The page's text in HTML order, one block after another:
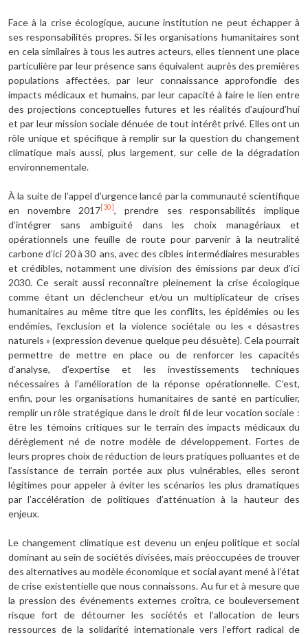
Face à la crise écologique, aucune institution ne peut échapper à
ses responsabilités propres. Si les organisations humanitaires sont
en cela similaires à tous les autres acteurs, elles tiennent une place
particulière par leur présence sans équivalent auprès des premières
populations affectées, par leur connaissance approfondie des
impacts médicaux et humains, par leur capacité à faire le lien entre
des projections conceptuelles futures et les réalités d’aujourd’hui
et par leur mission sociale dénuée de tout intérêt privé. Elles ont un
rôle unique et spécifique à remplir sur la question du changement
climatique mais aussi, plus largement, sur celle de la dégradation
environnementale.
À la suite de l’appel d’urgence lancé par la communauté scientifique
en novembre 2017 [30] , prendre ses responsabilités implique
d’intégrer sans ambiguïté dans les choix managériaux et
opérationnels une feuille de route pour parvenir à la neutralité
carbone d’ici 20 à 30 ans, avec des cibles intermédiaires mesurables
et crédibles, notamment une division des émissions par deux d’ici
2030. Ce serait aussi reconnaître pleinement la crise écologique
comme étant un déclencheur et/ou un multiplicateur de crises
humanitaires au même titre que les conflits, les épidémies ou les
endémies, l’exclusion et la violence sociétale ou les « désastres
naturels » (expression devenue quelque peu désuète). Cela pourrait
permettre de mettre en place ou de renforcer les capacités
d’analyse, d’expertise et les investissements techniques
nécessaires à l’amélioration de la réponse opérationnelle. C’est,
enfin, pour les organisations humanitaires de santé en particulier,
remplir un rôle stratégique dans le droit fil de leur vocation sociale :
être les témoins critiques sur le terrain des impacts médicaux du
dérèglement né de notre modèle de développement. Fortes de
leurs propres choix de réduction de leurs pratiques polluantes et de
l’assistance de terrain portée aux plus vulnérables, elles seront
légitimes pour appeler à éviter les scénarios les plus dramatiques
par l’accélération de politiques d’atténuation à la hauteur des
enjeux.
Le changement climatique est devenu un enjeu politique et social
dominant au sein de sociétés divisées, mais préoccupées de trouver
des alternatives au modèle économique et social ayant mené à l’état
de crise existentielle que nous connaissons. Au fur et à mesure que
la pression des événements externes croîtra, ce bouleversement
risque fort de détourner les sociétés et l’allocation de leurs
ressources de la solidarité internationale vers l’effort radical de